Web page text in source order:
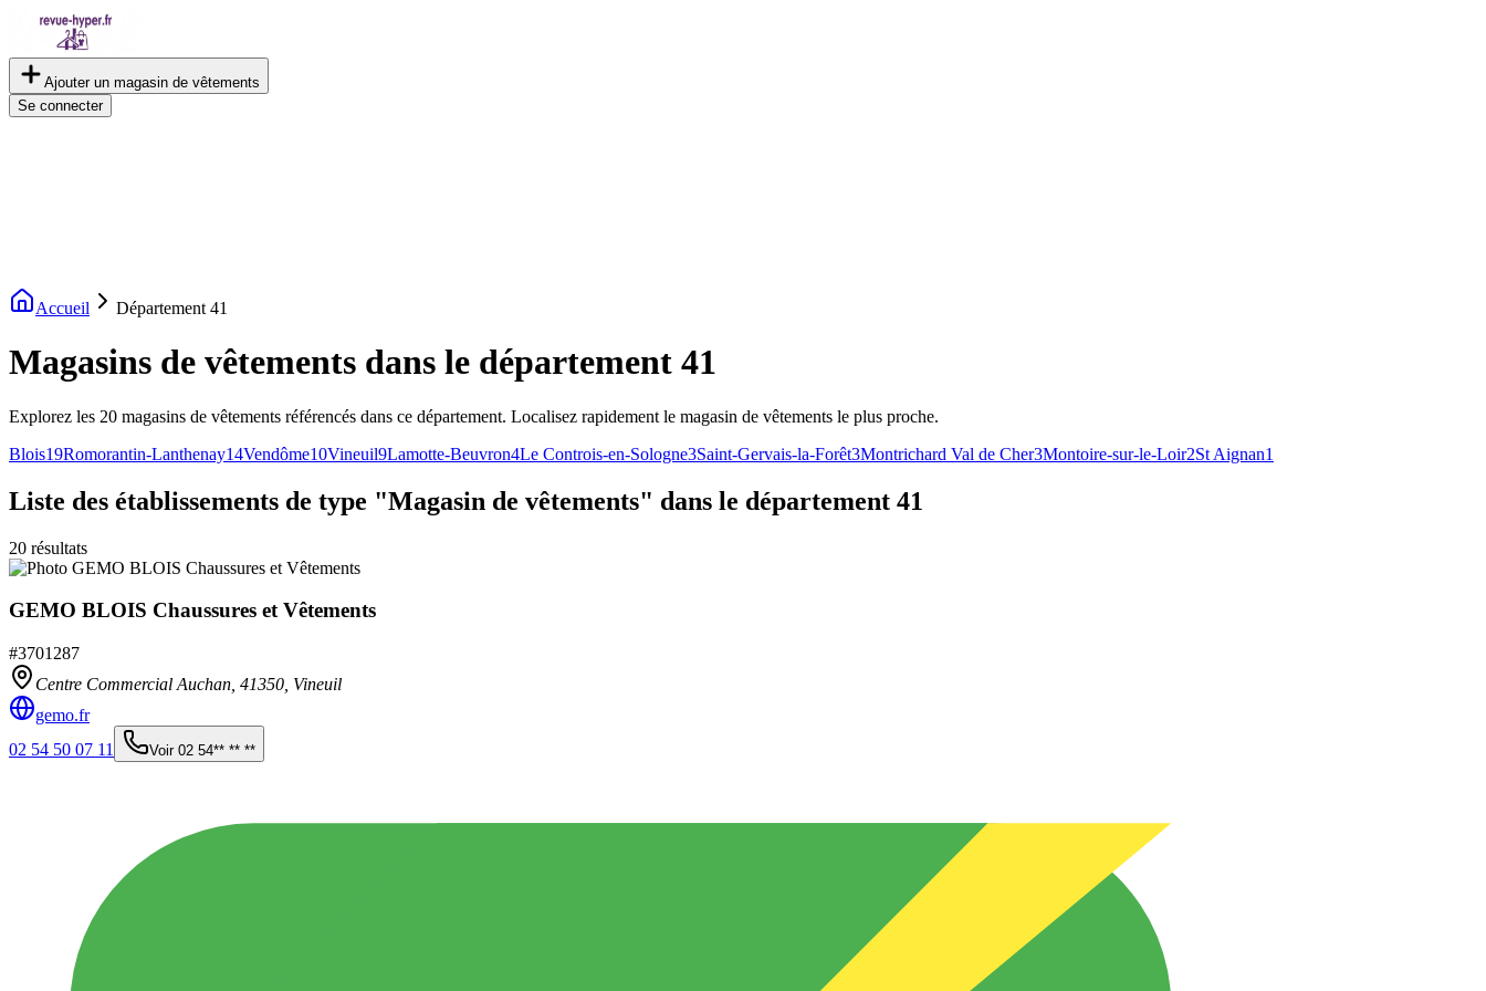
Ajouter un magasin de vêtements
Se connecter
Accueil Département 41
Magasins de vêtements dans le département 41
Explorez les 20 magasins de vêtements référencés dans ce département. Localisez rapidement le magasin de vêtements le plus proche.
Blois19Romorantin-Lanthenay14Vendôme10Vineuil9Lamotte-Beuvron4Le Controis-en-Sologne3Saint-Gervais-la-Forêt3Montrichard Val de Cher3Montoire-sur-le-Loir2St Aignan1
Liste des établissements de type "Magasin de vêtements" dans le département 41
20 résultats
GEMO BLOIS Chaussures et Vêtements
#3701287
Centre Commercial Auchan, 41350 Vineuil
gemo.fr
02 54 50 07 11
Voir 02 54** ** **